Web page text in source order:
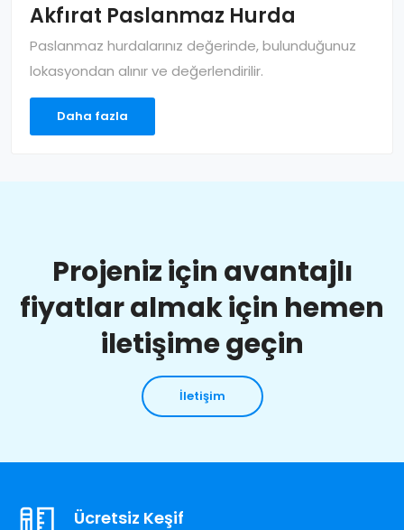
Akfırat Paslanmaz Hurda
Paslanmaz hurdalarınız değerinde, bulunduğunuz
lokasyondan alınır ve değerlendirilir.
Daha fazla
Projeniz için avantajlı
fiyatlar almak için hemen
iletişime geçin
İletişim
Ücretsiz Keşif